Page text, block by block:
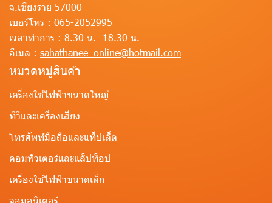
จ.เชียงราย 57000
เบอร์โทร : 065-2052995
เวลาทำการ : 8.30 น.- 18.30 น.
อีเมล : sahathanee_online@hotmail.com
หมวดหมู่สินค้า
เครื่องใช้ไฟฟ้าขนาดใหญ่
ทีวีและเครื่องเสียง
โทรศัพท์มือถือและแท็ปเล็ต
คอมพิวเตอร์และแล็ปท็อป
เครื่องใช้ไฟฟ้าขนาดเล็ก
จอมอนิเตอร์